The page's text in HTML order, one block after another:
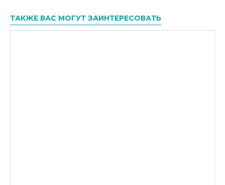
ТАКЖЕ ВАС МОГУТ ЗАИНТЕРЕСОВАТЬ